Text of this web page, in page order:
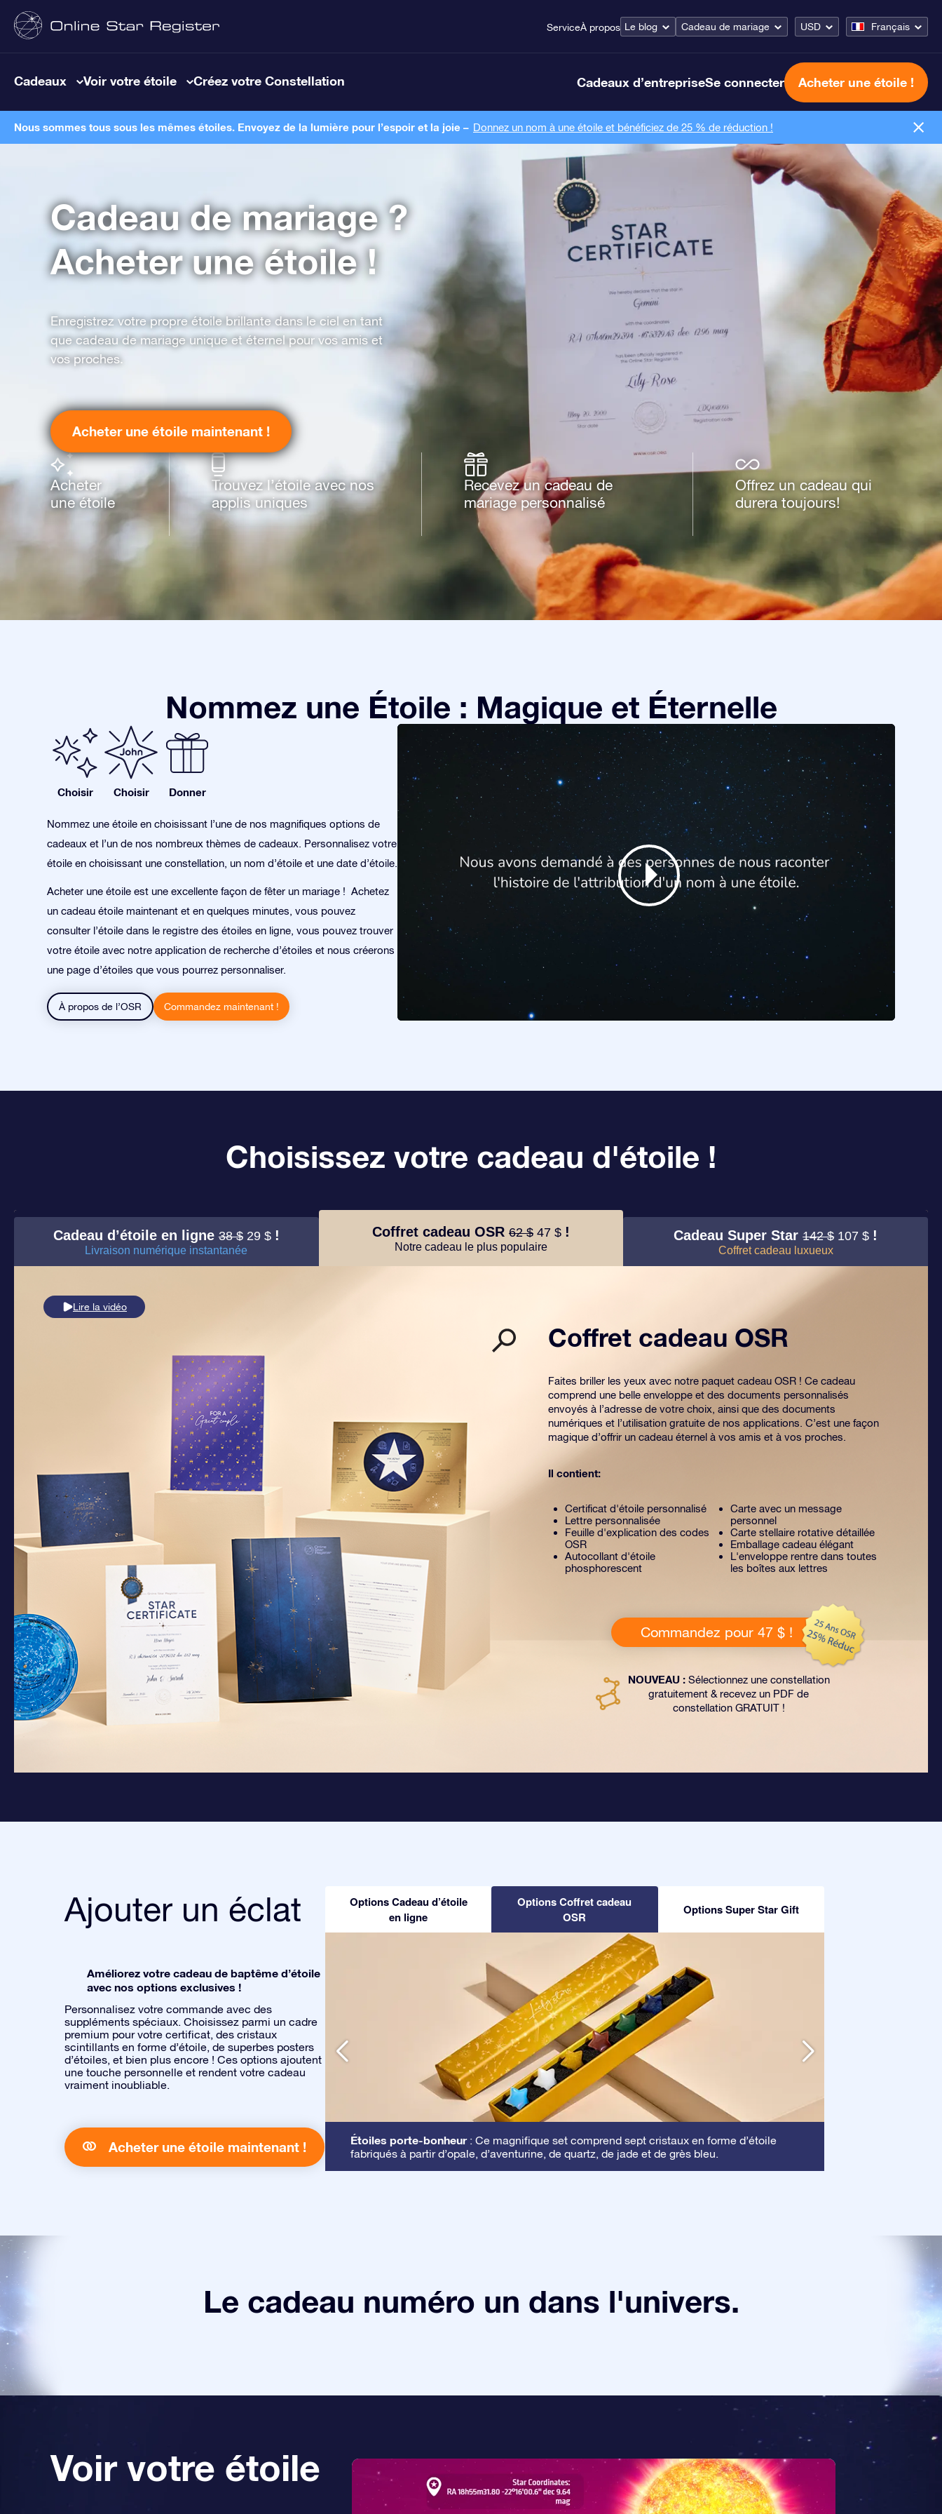
ServiceÀ propos Le blog Cadeau de mariage USD Français
Cadeaux Voir votre étoile Créez votre Constellation Cadeaux d’entrepriseSe connecter Acheter une étoile !
Nous sommes tous sous les mêmes étoiles. Envoyez de la lumière pour l’espoir et la joie – Donnez un nom à une étoile et bénéficiez de 25 % de réduction !
Cadeau de mariage ?
Acheter une étoile !
Enregistrez votre propre étoile brillante dans le ciel en tant
que cadeau de mariage unique et éternel pour vos amis et
vos proches.
Acheter une étoile maintenant !
Acheter
une étoile
Trouvez l’étoile avec nos
applis uniques
Recevez un cadeau de
mariage personnalisé
Offrez un cadeau qui
durera toujours!
Nommez une Étoile : Magique et Éternelle
Choisir Choisir Donner
Nommez une étoile en choisissant l’une de nos magnifiques options de
cadeaux et l’un de nos nombreux thèmes de cadeaux. Personnalisez votre
étoile en choisissant une constellation, un nom d’étoile et une date d’étoile.
Acheter une étoile est une excellente façon de fêter un mariage ! Achetez
un cadeau étoile maintenant et en quelques minutes, vous pouvez
consulter l’étoile dans le registre des étoiles en ligne, vous pouvez trouver
votre étoile avec notre application de recherche d’étoiles et nous créerons
une page d’étoiles que vous pourrez personnaliser.
À propos de l’OSR Commandez maintenant !
Choisissez votre cadeau d'étoile !
Cadeau d’étoile en ligne38 $ 29 $ !
Livraison numérique instantanée
Coffret cadeau OSR 62 $ 47 $ !
Notre cadeau le plus populaire
Cadeau Super Star142 $ 107 $ !
Coffret cadeau luxueux
Lire la vidéo
Coffret cadeau OSR
Faites briller les yeux avec notre paquet cadeau OSR ! Ce cadeau
comprend une belle enveloppe et des documents personnalisés
envoyés à l’adresse de votre choix, ainsi que des documents
numériques et l’utilisation gratuite de nos applications. C’est une façon
magique d’offrir un cadeau éternel à vos amis et à vos proches.
Il contient:
Certificat d'étoile personnalisé
Lettre personnalisée
Feuille d'explication des codes
OSR
Autocollant d'étoile
phosphorescent
Carte avec un message
personnel
Carte stellaire rotative détaillée
Emballage cadeau élégant
L'enveloppe rentre dans toutes
les boîtes aux lettres
Commandez pour 47 $ !
NOUVEAU :Sélectionnez une constellation
gratuitement & recevez un PDF de
constellation GRATUIT !
Ajouter un éclat
Améliorez votre cadeau de baptême d’étoile
avec nos options exclusives !
Personnalisez votre commande avec des
suppléments spéciaux. Choisissez parmi un cadre
premium pour votre certificat, des cristaux
scintillants en forme d’étoile, de superbes posters
d’étoiles, et bien plus encore ! Ces options ajoutent
une touche personnelle et rendent votre cadeau
vraiment inoubliable.
Acheter une étoile maintenant !
Options Cadeau d’étoile
en ligne
Options Coffret cadeau
OSR
Options Super Star Gift
Étoiles porte-bonheur: Ce magnifique set comprend sept cristaux en forme d’étoile
fabriqués à partir d’opale, d’aventurine, de quartz, de jade et de grès bleu.
Le cadeau numéro un dans l'univers.
Voir votre étoile